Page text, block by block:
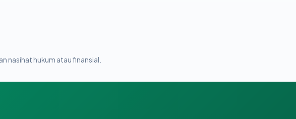
nasihat hukum atau finansial.